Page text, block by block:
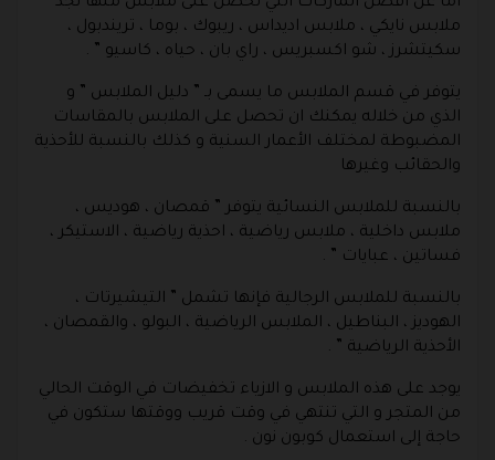
اما عن افضل الماركات التي تحصل على ملابس منها نجد ”
ملابس نايكي ، ملابس اديداس ، ريبوك ، بوما ، تريندبول ،
سكيتشرز ، شو اكسبريس ، راي بان ، حياه ، كاسيو ” .
يتوفر في قسم الملابس ما يسمى بـ ” دليل الملابس ” و
الذي من خلاله يمكنك ان تحصل على الملابس بالمقاسات
المضبوطة لمختلف الأعمار السنية و كذلك بالنسبة للأحذية
والحقائب وغيرها
بالنسبة للملابس النسائية يتوفر ” قمصان ، هوديس ،
ملابس داخلية ، ملابس رياضية ، احذية رياضية ، الاستيكر ،
فساتين ، عبايات ” .
بالنسبة للملابس الرجالية فإنها تشمل ” التيشيرتات ،
الهوديز ، البناطيل ، الملابس الرياضية ، البولو ، والقمصان ،
الأحذية الرياضية ” .
يوجد على هذه الملابس و الازياء تخفيضات في الوقت الحالي
من المتجر و التي تنتهي في وقت قريب ووقتها ستكون في
حاجة إلى استعمال كوبون نون .